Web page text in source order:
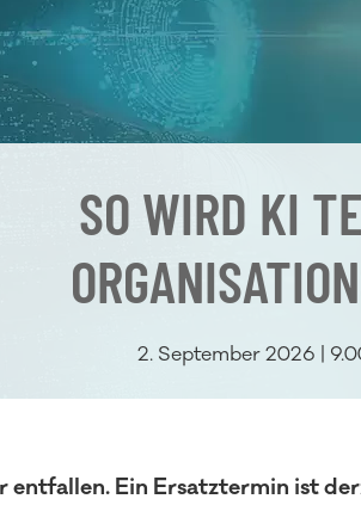
SO WIRD KI
2. September 2026 |
entfallen. Ein Ersatztermin ist